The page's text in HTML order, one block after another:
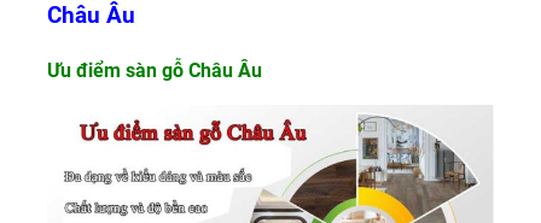
Châu Âu
Ưu điểm sàn gỗ Châu Âu